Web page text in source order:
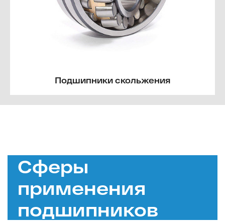
Подшипники скольжения
Сферы
применения
подшипников